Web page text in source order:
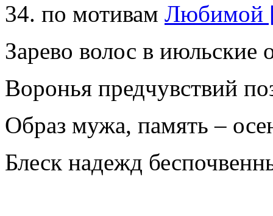
34. по мотивам
Зарево волос в июльские
Воронья предчувствий
Образ мужа, память –
Блеск надежд